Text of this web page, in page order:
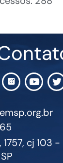
1757, cj 103